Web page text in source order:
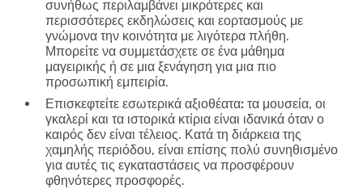
συνήθως περιλαμβάνει μικρότερες και
περισσότερες εκδηλώσεις και εορτασμούς με
γνώμονα την κοινότητα με λιγότερα πλήθη.
Μπορείτε να συμμετάσχετε σε ένα μάθημα
μαγειρικής ή σε μια ξενάγηση για μια πιο
προσωπική εμπειρία.
Επισκεφτείτε εσωτερικά αξιοθέατα: τα μουσεία, οι
γκαλερί και τα ιστορικά κτίρια είναι ιδανικά όταν ο
καιρός δεν είναι τέλειος. Κατά τη διάρκεια της
χαμηλής περιόδου, είναι επίσης πολύ συνηθισμένο
για αυτές τις εγκαταστάσεις να προσφέρουν
φθηνότερες προσφορές.